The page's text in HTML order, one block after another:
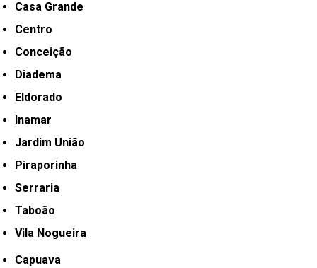
Casa Grande
Centro
Conceição
Diadema
Eldorado
Inamar
Jardim União
Piraporinha
Serraria
Taboão
Vila Nogueira
Capuava